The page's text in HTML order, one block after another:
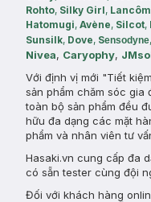
Rohto, Silky Girl,
Hatomugi, Avène, Silcot,
Sunsilk, Dove, Sensodyne,
Nivea, Caryophy,
Với định vị mới "Tiết
sản phẩm chăm sóc gia
toàn bộ sản phẩm đều
hữu đa dạng các mặt
phẩm và nhân viên tư
Hasaki.vn cung cấp đa
có sẵn tester cùng đội
Đối với khách hàng